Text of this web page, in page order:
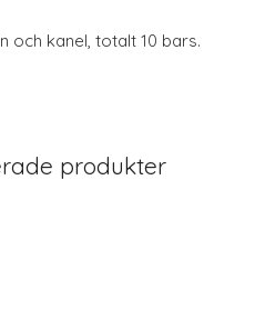
och kanel, totalt 10 bars.
produkter